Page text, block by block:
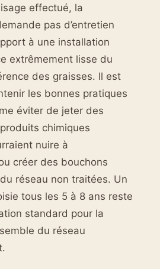
effectué, la
pas d’entretien
à une installation
extrêmement lisse du
des graisses. Il est
les bonnes pratiques
éviter de jeter des
chimiques
nuire à
créer des bouchons
réseau non traitées. Un
tous les 5 à 8 ans reste
standard pour la
du réseau